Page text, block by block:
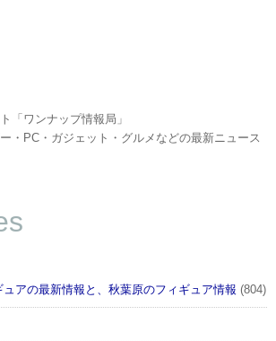
「ワンナップ情報局」
・PC・ガジェット・グルメなどの最新ニュース
ュアの最新情報と、秋葉原のフィギュア情報 (804)